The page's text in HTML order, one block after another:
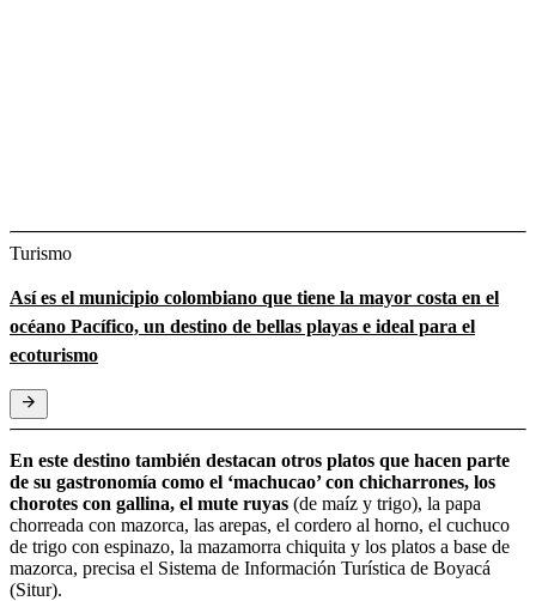
Turismo
Así es el municipio colombiano que tiene la mayor costa en el
océano Pacífico, un destino de bellas playas e ideal para el
ecoturismo
En este destino también destacan otros platos que hacen parte
de su gastronomía como el ‘machucao’ con chicharrones, los
chorotes con gallina, el mute ruyas (de maíz y trigo), la papa
chorreada con mazorca, las arepas, el cordero al horno, el cuchuco
de trigo con espinazo, la mazamorra chiquita y los platos a base de
mazorca, precisa el Sistema de Información Turística de Boyacá
(Situr).